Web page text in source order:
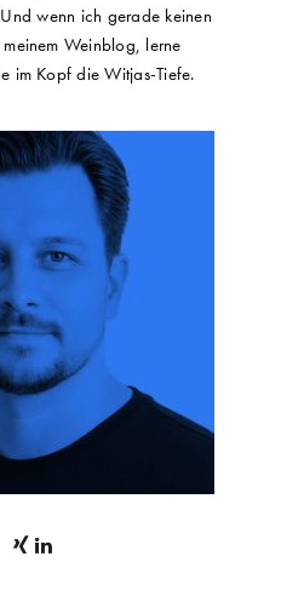
wenn ich gerade keinen
Weinblog, lerne
im Kopf die Witjas-Tiefe.